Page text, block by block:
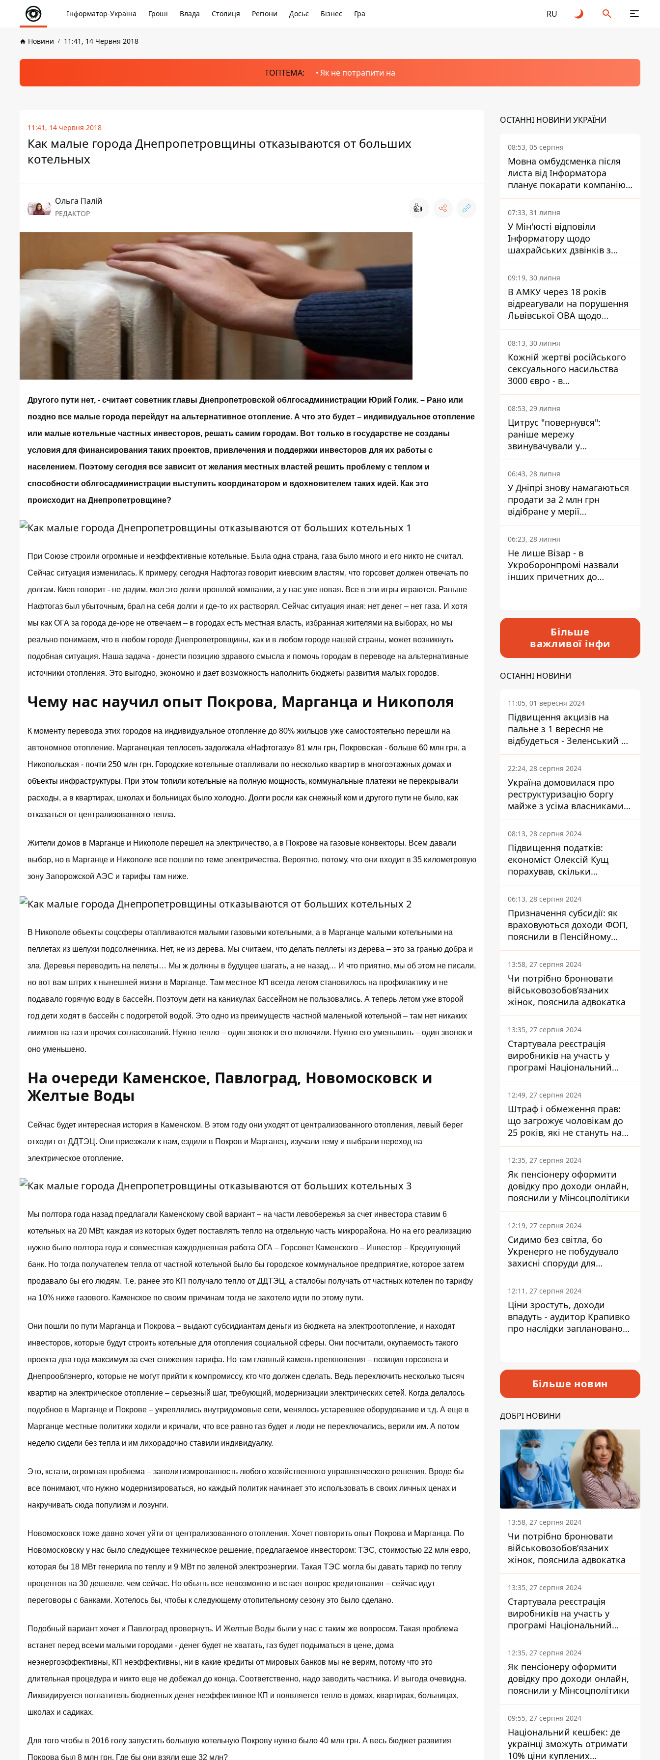
Інформатор-Україна Гроші Влада Столиця Регіони Досьє Бізнес Гра RU
Новини 11:41, 14 Червня 2018
ТОПТЕМА: Як не потрапити на
11:41, 14 червня 2018
Как малые города Днепропетровщины отказываются от больших
котельных
Ольга Палій
РЕДАКТОР 👍
Другого пути нет, - считает советник главы Днепропетровской облгосадминистрации Юрий Голик. – Рано или
поздно все малые города перейдут на альтернативное отопление. А что это будет – индивидуальное отопление
или малые котельные частных инвесторов, решать самим городам. Вот только в государстве не созданы
условия для финансирования таких проектов, привлечения и поддержки инвесторов для их работы с
населением. Поэтому сегодня все зависит от желания местных властей решить проблему с теплом и
способности облгосадминистрации выступить координатором и вдохновителем таких идей. Как это
происходит на Днепропетровщине?
При Союзе строили огромные и неэффективные котельные. Была одна страна, газа было много и его никто не считал.
Сейчас ситуация изменилась. К примеру, сегодня Нафтогаз говорит киевским властям, что горсовет должен отвечать по
долгам. Киев говорит - не дадим, мол это долги прошлой компании, а у нас уже новая. Все в эти игры играются. Раньше
Нафтогаз был убыточным, брал на себя долги и где-то их растворял. Сейчас ситуация иная: нет денег – нет газа. И хотя
мы как ОГА за города де-юре не отвечаем – в городах есть местная власть, избранная жителями на выборах, но мы
реально понимаем, что в любом городе Днепропетровщины, как и в любом городе нашей страны, может возникнуть
подобная ситуация. Наша задача - донести позицию здравого смысла и помочь городам в переводе на альтернативные
источники отопления. Это выгодно, экономно и дает возможность наполнить бюджеты развития малых городов.
Чему нас научил опыт Покрова, Марганца и Никополя
К моменту перевода этих городов на индивидуальное отопление до 80% жильцов уже самостоятельно перешли на
автономное отопление. Марганецкая теплосеть задолжала «Нафтогазу» 81 млн грн, Покровская - больше 60 млн грн, а
Никопольская - почти 250 млн грн. Городские котельные отапливали по несколько квартир в многоэтажных домах и
объекты инфраструктуры. При этом топили котельные на полную мощность, коммунальные платежи не перекрывали
расходы, а в квартирах, школах и больницах было холодно. Долги росли как снежный ком и другого пути не было, как
отказаться от централизованного тепла.
Жители домов в Марганце и Никополе перешел на электричество, а в Покрове на газовые конвекторы. Всем давали
выбор, но в Марганце и Никополе все пошли по теме электричества. Вероятно, потому, что они входит в 35 километровую
зону Запорожской АЭС и тарифы там ниже.
В Никополе объекты соцсферы отапливаются малыми газовыми котельными, а в Марганце малыми котельными на
пеллетах из шелухи подсолнечника. Нет, не из дерева. Мы считаем, что делать пеллеты из дерева – это за гранью добра и
зла. Деревья переводить на пелеты… Мы ж должны в будущее шагать, а не назад… И что приятно, мы об этом не писали,
но вот вам штрих к нынешней жизни в Марганце. Там местное КП всегда летом становилось на профилактику и не
подавало горячую воду в бассейн. Поэтоум дети на каникулах бассейном не пользовались. А теперь летом уже второй
год дети ходят в бассейн с подогретой водой. Это одно из преимуществ частной маленькой котельной – там нет никаких
лиимтов на газ и прочих согласований. Нужно тепло – один звонок и его включили. Нужно его уменьшить – один звонок и
оно уменьшено.
На очереди Каменское, Павлоград, Новомосковск и
Желтые Воды
Сейчас будет интересная история в Каменском. В этом году они уходят от централизованного отопления, левый берег
отходит от ДДТЭЦ. Они приезжали к нам, ездили в Покров и Марганец, изучали тему и выбрали переход на
электрическое отопление.
Мы полтора года назад предлагали Каменскому свой вариант – на части левобережья за счет инвестора ставим 6
котельных на 20 МВт, каждая из которых будет поставлять тепло на отдельную часть микрорайона. Но на его реализацию
нужно было полтора года и совместная каждодневная работа ОГА – Горсовет Каменского – Инвестор – Кредитующий
банк. Но тогда получателем тепла от частной котельной было бы городское коммунальное предприятие, которое затем
продавало бы его людям. Т.е. ранее это КП получало тепло от ДДТЭЦ, а сталобы получать от частных котелен по тарифу
на 10% ниже газового. Каменское по своим причинам тогда не захотело идти по этому пути.
Они пошли по пути Марганца и Покрова – выдают субсидиантам деньги из бюджета на электроотопление, и находят
инвесторов, которые будут строить котельные для отопления социальной сферы. Они посчитали, окупаемость такого
проекта два года максимум за счет снижения тарифа. Но там главный камень преткновения – позиция горсовета и
Днепрооблэнерго, которые не могут прийти к компромиссу, кто что должен сделать. Ведь переключить несколько тысяч
квартир на электрическое отопление – серьезный шаг, требующий, модернизации электрических сетей. Когда делалось
подобное в Марганце и Покрове – укреплялись внутридомовые сети, менялось устаревшее оборудование и т.д. А еще в
Марганце местные политики ходили и кричали, что все равно газ будет и люди не переключались, верили им. А потом
неделю сидели без тепла и им лихорадочно ставили индивидуалку.
Это, кстати, огромная проблема – заполитизмрованность любого хозяйственного управленческого решения. Вроде бы
все понимают, что нужно модернизироваться, но каждый политик начинает это использовать в своих личных ценах и
накручивать сюда популизм и лозунги.
Новомосковск тоже давно хочет уйти от централизованного отопления. Хочет повторить опыт Покрова и Марганца. По
Новомосковску у нас было следующее техническое решение, предлагаемое инвестором: ТЭС, стоимостью 22 млн евро,
которая бы 18 МВт генерила по теплу и 9 МВт по зеленой электроэнергии. Такая ТЭС могла бы давать тариф по теплу
процентов на 30 дешевле, чем сейчас. Но объять все невозможно и встает вопрос кредитования – сейчас идут
переговоры с банками. Хотелось бы, чтобы к следующему отопительному сезону это было сделано.
Подобный вариант хочет и Павлоград провернуть. И Желтые Воды были у нас с таким же вопросом. Такая проблема
встанет перед всеми малыми городами - денег будет не хватать, газ будет подыматься в цене, дома
неэнергоэффективны, КП неэффективны, ни в какие кредиты от мировых банков мы не верим, потому что это
длительная процедура и никто еще не добежал до конца. Соответственно, надо заводить частника. И выгода очевидна.
Ликвидируется поглатитель бюджетных денег неэффективное КП и появляется тепло в домах, квартирах, больницах,
школах и садиках.
Для того чтобы в 2016 голу запустить большую котельную Покрову нужно было 40 млн грн. А весь бюджет развития
Покрова был 8 млн грн. Где бы они взяли еще 32 млн?
ОСТАННІ НОВИНИ УКРАЇНИ
08:53, 05 серпня
Мовна омбудсменка після
листа від Інформатора
планує покарати компанію-
підрядника ПриватБанку
07:33, 31 липня
У Мін'юсті відповіли
Інформатору щодо
шахрайських дзвінків з
камери Сумського СІЗО так,
що ніхто нічого не зрозумів
09:19, 30 липня
В АМКУ через 18 років
відреагували на порушення
Львівської ОВА щодо
харчування у закладах
освіти
08:13, 30 липня
Кожній жертві російського
сексуального насильства
3000 євро - в
Мінсоцполітики пояснили
Інформатору, звідки на це
гроші
08:53, 29 липня
Цитрус "повернувся":
раніше мережу
звинувачували у
контрабанді техніки та
ухиленні від сплати
податків
06:43, 28 липня
У Дніпрі знову намагаються
продати за 2 млн грн
відібране у мерії
приміщення Укрпошти
06:23, 28 липня
Не лише Візар - в
Укроборонпромі назвали
інших причетних до
Більше
важливої інфи
ОСТАННІ НОВИНИ
11:05, 01 вересня 2024
Підвищення акцизів на
пальне з 1 вересня не
відбудеться - Зеленський не
підписав закон
22:24, 28 серпня 2024
Україна домовилася про
реструктуризацію боргу
майже з усіма власниками
єврооблігацій: що це
означає для країни
08:13, 28 серпня 2024
Підвищення податків:
економіст Олексій Кущ
порахував, скільки
заплатить кожен українець
06:13, 28 серпня 2024
Призначення субсидії: як
враховуються доходи ФОП,
пояснили в Пенсійному
фонді
13:58, 27 серпня 2024
Чи потрібно бронювати
військовозобов’язаних
жінок, пояснила адвокатка
13:35, 27 серпня 2024
Стартувала реєстрація
виробників на участь у
програмі Національний
кешбек: як це зробити
через портал Дія
12:49, 27 серпня 2024
Штраф і обмеження прав:
що загрожує чоловікам до
25 років, які не стануть на
військовий облік
12:35, 27 серпня 2024
Як пенсіонеру оформити
довідку про доходи онлайн,
пояснили у Мінсоцполітики
12:19, 27 серпня 2024
Сидимо без світла, бо
Укренерго не побудувало
захисні споруди для
енергетики - нардеп
Кучеренко
12:11, 27 серпня 2024
Ціни зростуть, доходи
впадуть - аудитор Крапивко
про наслідки запланованого
Більше новин
ДОБРІ НОВИНИ
13:58, 27 серпня 2024
Чи потрібно бронювати
військовозобов’язаних
жінок, пояснила адвокатка
13:35, 27 серпня 2024
Стартувала реєстрація
виробників на участь у
програмі Національний
кешбек: як це зробити
через портал Дія
12:35, 27 серпня 2024
Як пенсіонеру оформити
довідку про доходи онлайн,
пояснили у Мінсоцполітики
09:55, 27 серпня 2024
Національний кешбек: де
українці зможуть отримати
10% ціни куплених